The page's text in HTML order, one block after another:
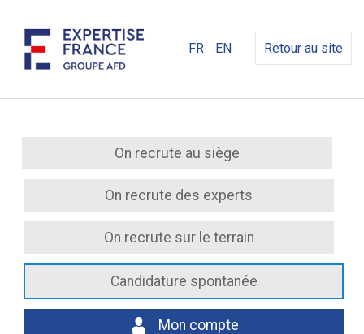
FR EN Retour au site
On recrute au siège
On recrute des experts
On recrute sur le terrain
Candidature spontanée
Mon compte